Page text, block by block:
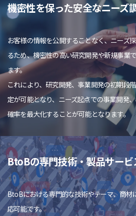
機密性を保った安全なニーズ
お客様の情報を公開することなく、ニーズ
るため、機密性の高い研究開発や新規事業
ます。
これにより、研究開発、事業開発の初期段
定が可能となり、ニーズ起点での事業開発
確率を最大化することが可能となります。
BtoBの専門技術・製品サー
BtoBにおける専門的な技術やテーマ、商材
応可能です。